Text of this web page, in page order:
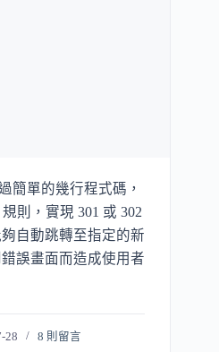
簡單的幾行程式碼，
則，實現 301 或 302
自動跳轉至指定的新
誤畫面而造成使用者
28 8 則留言